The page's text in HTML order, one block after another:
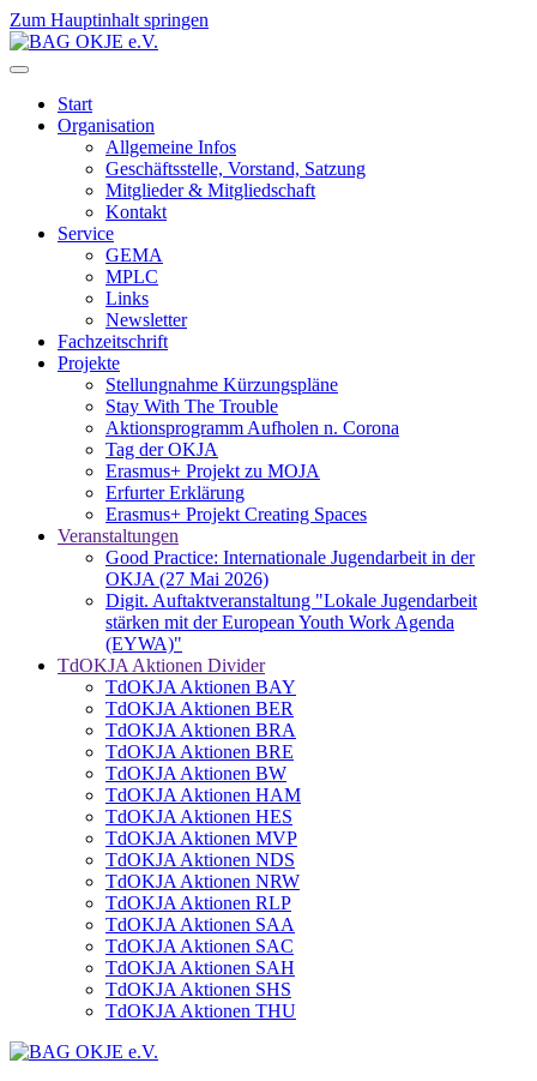
Zum Hauptinhalt springen
Start
Organisation
Allgemeine Infos
Geschäftsstelle, Vorstand, Satzung
Mitglieder & Mitgliedschaft
Kontakt
Service
GEMA
MPLC
Links
Newsletter
Fachzeitschrift
Projekte
Stellungnahme Kürzungspläne
Stay With The Trouble
Aktionsprogramm Aufholen n. Corona
Tag der OKJA
Erasmus+ Projekt zu MOJA
Erfurter Erklärung
Erasmus+ Projekt Creating Spaces
Veranstaltungen
Good Practice: Internationale Jugendarbeit in der
OKJA (27 Mai 2026)
Digit. Auftaktveranstaltung "Lokale Jugendarbeit
stärken mit der European Youth Work Agenda
(EYWA)"
TdOKJA Aktionen Divider
TdOKJA Aktionen BAY
TdOKJA Aktionen BER
TdOKJA Aktionen BRA
TdOKJA Aktionen BRE
TdOKJA Aktionen BW
TdOKJA Aktionen HAM
TdOKJA Aktionen HES
TdOKJA Aktionen MVP
TdOKJA Aktionen NDS
TdOKJA Aktionen NRW
TdOKJA Aktionen RLP
TdOKJA Aktionen SAA
TdOKJA Aktionen SAC
TdOKJA Aktionen SAH
TdOKJA Aktionen SHS
TdOKJA Aktionen THU